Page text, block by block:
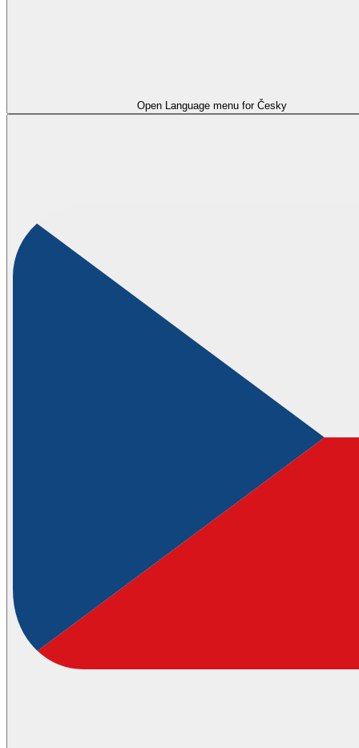
Open Language menu for Česky